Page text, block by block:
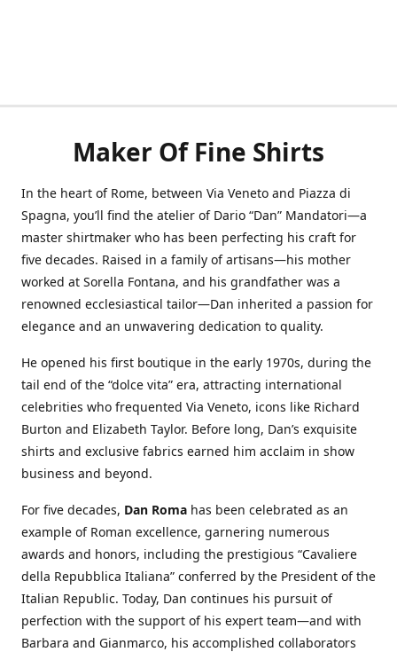
Maker Of Fine Shirts
In the heart of Rome, between Via Veneto and Piazza di
Spagna, you’ll find the atelier of Dario “Dan” Mandatori—a
master shirtmaker who has been perfecting his craft for
five decades. Raised in a family of artisans—his mother
worked at Sorella Fontana, and his grandfather was a
renowned ecclesiastical tailor—Dan inherited a passion for
elegance and an unwavering dedication to quality.
He opened his first boutique in the early 1970s, during the
tail end of the “dolce vita” era, attracting international
celebrities who frequented Via Veneto, icons like Richard
Burton and Elizabeth Taylor. Before long, Dan’s exquisite
shirts and exclusive fabrics earned him acclaim in show
business and beyond.
For five decades, Dan Roma has been celebrated as an
example of Roman excellence, garnering numerous
awards and honors, including the prestigious “Cavaliere
della Repubblica Italiana” conferred by the President of the
Italian Republic. Today, Dan continues his pursuit of
perfection with the support of his expert team—and with
Barbara and Gianmarco, his accomplished collaborators